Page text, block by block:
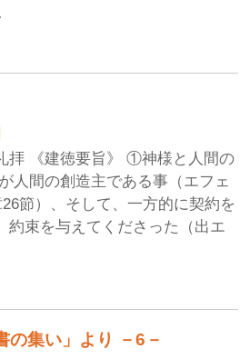
拝 《建徳要旨》 ①神様と人間の
人間の創造主である事（エフェ
節）、そして、一方的に契約を
約束を与えてくださった（出エ
の集い」より －6－